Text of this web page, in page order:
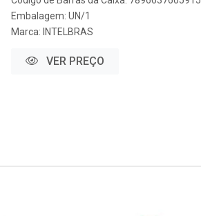
Embalagem: UN/1
Marca: INTELBRAS
VER PREÇO